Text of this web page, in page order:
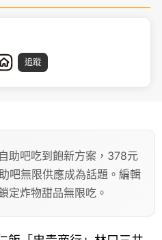
追蹤
助吧吃到飽新方案，378元
吧無限供應成為話題。編輯
定炸物甜品無限吃。